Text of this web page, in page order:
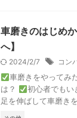
車磨きのはじめ
へ】
2024/2/7 コン
車磨きをやってみ
は？
初心者でもい
足を伸ばして車磨き